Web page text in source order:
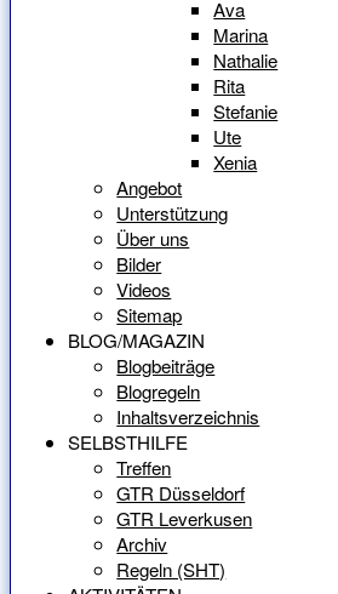
Ava
Marina
Nathalie
Rita
Stefanie
Ute
Xenia
Angebot
Unterstützung
Über uns
Bilder
Videos
Sitemap
BLOG/MAGAZIN
Blogbeiträge
Blogregeln
Inhaltsverzeichnis
SELBSTHILFE
Treffen
GTR Düsseldorf
GTR Leverkusen
Archiv
Regeln (SHT)